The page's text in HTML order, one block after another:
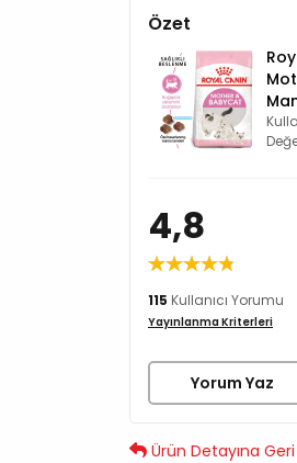
Özet
4,8
115 Kullanıcı Yorumu
Yayınlanma Kriterleri
Yorum Yaz
Ürün Detayına